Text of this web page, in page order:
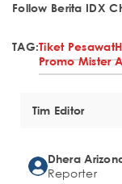
Follow Berita IDX
TAG:Tiket Pesawat
Promo Mister
Tim Editor
Dhera
Reporter